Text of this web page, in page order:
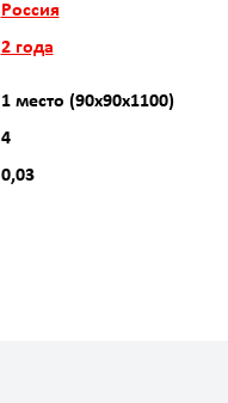
Россия
2 года
1 место (90х90х1100)
4
0,03